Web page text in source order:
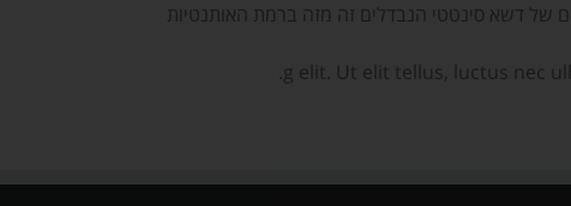
של דשא סינטטי הנבדלים זה מזה ברמת האותנטיות